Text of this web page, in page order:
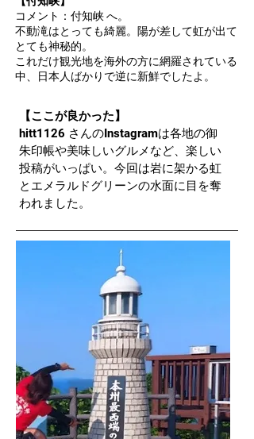
コメント：付知峡 へ。
不動滝はとっても綺麗。陽が差して虹が出て
とても神秘的。
これだけ観光地を海外の方に網羅されている
中、日本人ばかりで逆に新鮮でしたよ。
【ここが良かった】
hitt1126 さんのInstagramは各地の御
朱印帳や美味しいグルメなど、楽しい
投稿がいっぱい。今回は岩に架かる虹
とエメラルドグリーンの水面に目を奪
われました。